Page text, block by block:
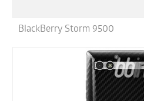
BlackBerry Storm 9500